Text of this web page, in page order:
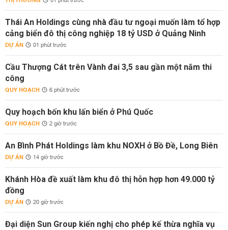
Thái An Holdings cùng nhà đầu tư ngoại muốn làm tổ hợp
cảng biển đô thị công nghiệp 18 tỷ USD ở Quảng Ninh
DỰ ÁN 01 phút trước
Cầu Thượng Cát trên Vành đai 3,5 sau gần một năm thi
công
QUY HOẠCH 6 phút trước
Quy hoạch bốn khu lấn biển ở Phú Quốc
QUY HOẠCH 2 giờ trước
An Bình Phát Holdings làm khu NOXH ở Bồ Đề, Long Biên
DỰ ÁN 14 giờ trước
Khánh Hòa đề xuất làm khu đô thị hỗn hợp hơn 49.000 tỷ
đồng
DỰ ÁN 20 giờ trước
Đại diện Sun Group kiến nghị cho phép kế thừa nghĩa vụ